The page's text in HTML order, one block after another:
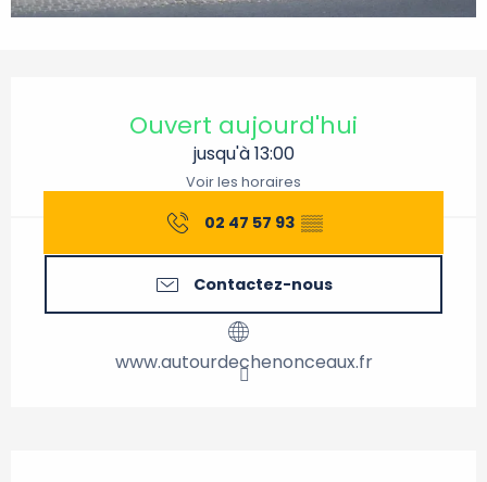
Ouvert aujourd'hui
jusqu'à 13:00
Voir les horaires
02 47 57 93 ▒▒
Contactez-nous
www.autourdechenonceaux.fr